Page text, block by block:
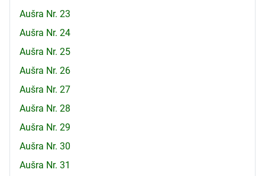
Aušra Nr. 23
Aušra Nr. 24
Aušra Nr. 25
Aušra Nr. 26
Aušra Nr. 27
Aušra Nr. 28
Aušra Nr. 29
Aušra Nr. 30
Aušra Nr. 31